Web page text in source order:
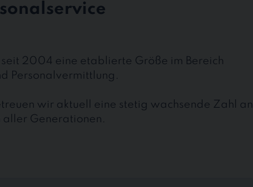
seit 2004 eine etablierte Größe im Bereich
Personalvermittlung.
wir aktuell eine stetig wachsende Zahl an
Generationen.